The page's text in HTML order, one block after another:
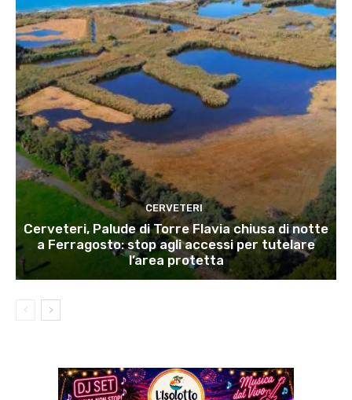
CERVETERI
Cerveteri, Palude di Torre Flavia chiusa di notte
a Ferragosto: stop agli accessi per tutelare
l’area protetta